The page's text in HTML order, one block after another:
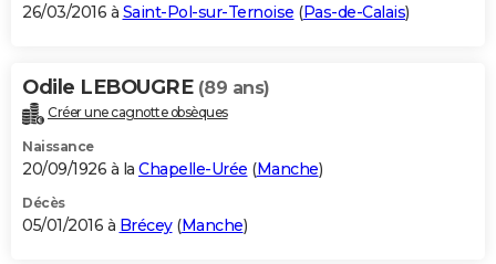
26/03/2016 à Saint-Pol-sur-Ternoise (Pas-de-Calais)
Odile LEBOUGRE (89 ans)
Créer une cagnotte obsèques
Naissance
20/09/1926 à la Chapelle-Urée (Manche)
Décès
05/01/2016 à Brécey(Manche)